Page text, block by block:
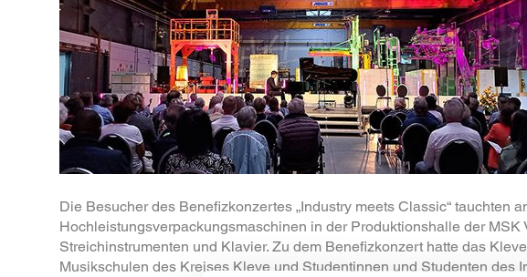
Die Besucher des Benefizkonzertes „Industry meets Classic“
Hochleistungsverpackungsmaschinen in der Produktionshalle der
Streichinstrumenten und Klavier. Zu dem Benefizkonzert hatte das
Musikschulen des Kreises Kleve und Studentinnen und Studenten